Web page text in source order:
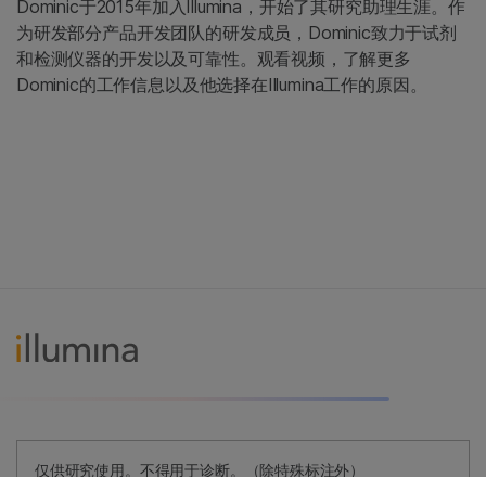
Dominic于2015年加入Illumina，开始了其研究助理生涯。作
为研发部分产品开发团队的研发成员，Dominic致力于试剂
和检测仪器的开发以及可靠性。观看视频，了解更多
Dominic的工作信息以及他选择在Illumina工作的原因。
仅供研究使用。不得用于诊断。（除特殊标注外）